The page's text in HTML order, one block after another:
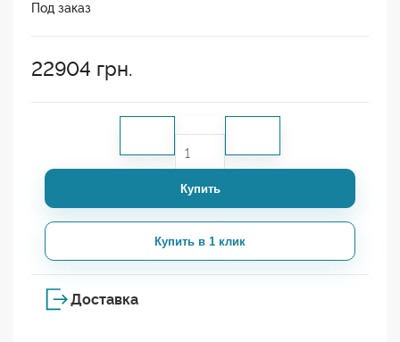
Под заказ
22904 грн.
Купить
Купить в 1 клик
Доставка